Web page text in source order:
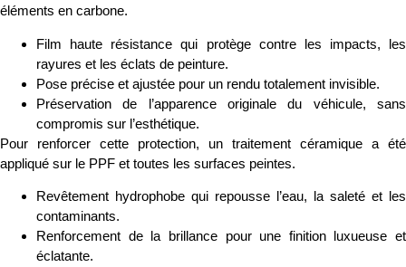
éléments en carbone.
Film haute résistance qui protège contre les impacts, les
rayures et les éclats de peinture.
Pose précise et ajustée pour un rendu totalement invisible.
Préservation de l’apparence originale du véhicule, sans
compromis sur l’esthétique.
Pour renforcer cette protection, un traitement céramique a été
appliqué sur le PPF et toutes les surfaces peintes.
Revêtement hydrophobe qui repousse l’eau, la saleté et les
contaminants.
Renforcement de la brillance pour une finition luxueuse et
éclatante.